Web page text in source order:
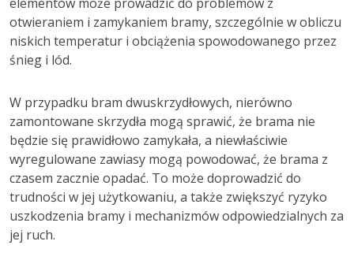
otwieraniem i zamykaniem bramy, szczególnie w obliczu
niskich temperatur i obciążenia spowodowanego przez
śnieg i lód.
W przypadku bram dwuskrzydłowych, nierówno
zamontowane skrzydła mogą sprawić, że brama nie
będzie się prawidłowo zamykała, a niewłaściwie
wyregulowane zawiasy mogą powodować, że brama z
czasem zacznie opadać. To może doprowadzić do
trudności w jej użytkowaniu, a także zwiększyć ryzyko
uszkodzenia bramy i mechanizmów odpowiedzialnych za
jej ruch.